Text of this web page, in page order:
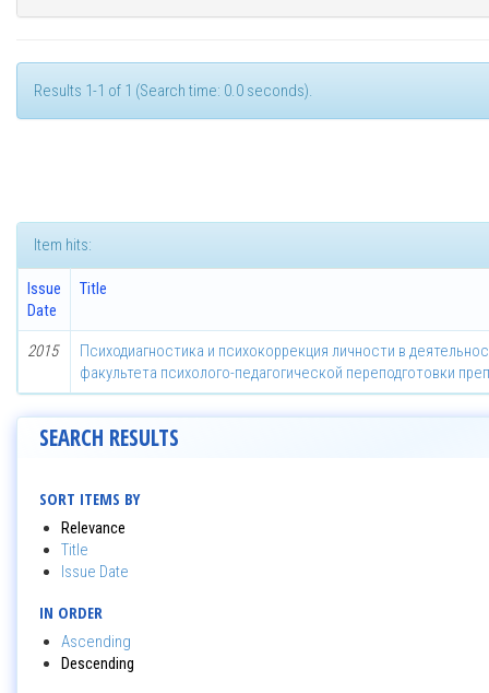
Results 1-1 of 1 (Search time: 0.0 seconds).
Item hits:
Issue
Date
Title
2015
Психодиагностика и психокоррекция личности в
факультета психолого-педагогической переподготовки
SEARCH RESULTS
SORT ITEMS BY
Relevance
Title
Issue Date
IN ORDER
Ascending
Descending